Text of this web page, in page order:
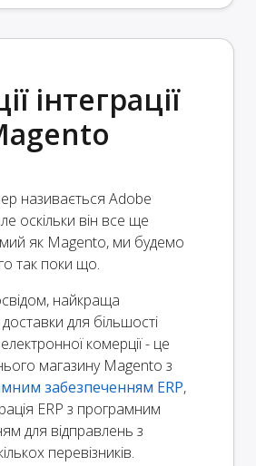
інтеграції
називається Adobe
оскільки він все ще
як Magento, ми будемо
так поки що.
найкраща
доставки для більшості
комерції - це
магазину Magento з
забезпеченням ERP,
ERP з програмним
для відправлень з
перевізників.